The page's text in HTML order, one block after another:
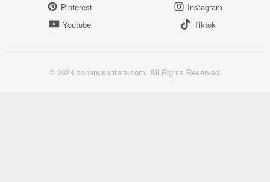
Pinterest
Instagram
Youtube
Tiktok
© 2024 zonanusantara.com. All Rights Reserved.